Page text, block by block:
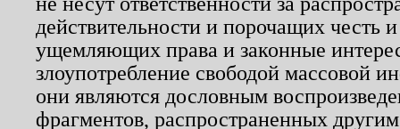
действительности и порочащих честь
ущемляющих права и законные
злоупотребление свободой массовой
они являются дословным
фрагментов, распространенных